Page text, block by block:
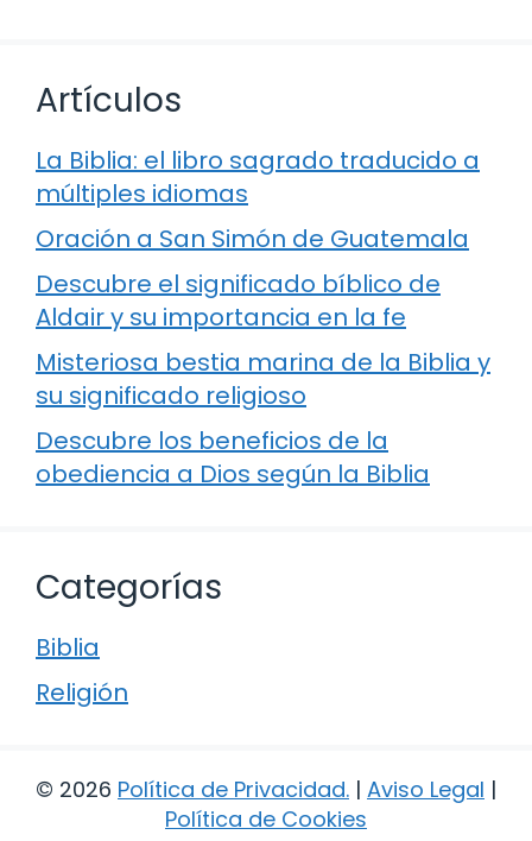
Artículos
La Biblia: el libro sagrado traducido a
múltiples idiomas
Oración a San Simón de Guatemala
Descubre el significado bíblico de
Aldair y su importancia en la fe
Misteriosa bestia marina de la Biblia y
su significado religioso
Descubre los beneficios de la
obediencia a Dios según la Biblia
Categorías
Biblia
Religión
© 2026 Política de Privacidad. | Aviso Legal |
Política de Cookies